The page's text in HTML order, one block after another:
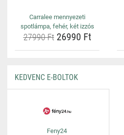
Carralee mennyezeti
spotlámpa, fehér, két izzós
27990 Ft26990 Ft
KEDVENC E-BOLTOK
Feny24